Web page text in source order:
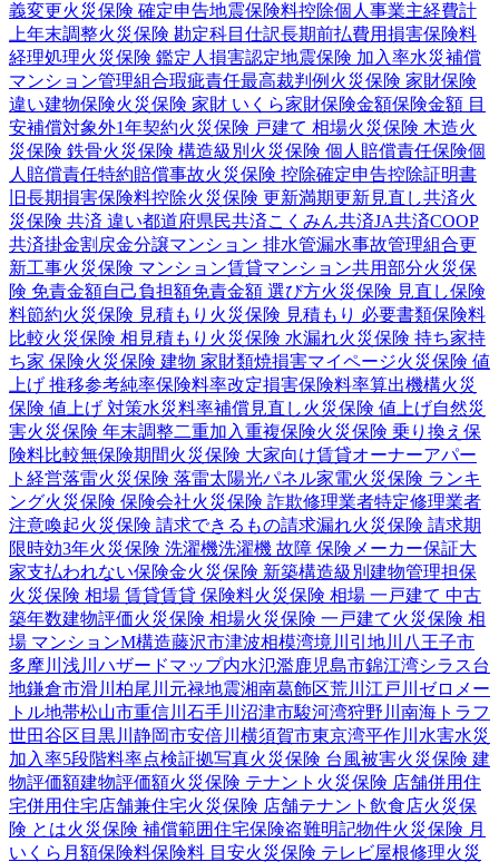
義変更火災保険 確定申告地震保険料控除個人事業主経費計
上年末調整火災保険 勘定科目 仕訳長期前払費用損害保険料
経理処理火災保険 鑑定人 損害認定地震保険 加入率水災補償
マンション管理組合瑕疵責任最高裁判例 火災保険 家財保険
違い建物保険火災保険 家財 いくら家財保険金額保険金額 目
安補償対象外1年契約火災保険 戸建て 相場火災保険 木造火
災保険 鉄骨火災保険 構造級別 火災保険 個人賠償責任保険個
人賠償責任特約賠償事故火災保険 控除確定申告控除証明書
旧長期損害保険料控除火災保険 更新満期更新見直し共済火
災保険 共済 違い都道府県民共済こくみん共済JA共済COOP
共済掛金割戻金分譲マンション 排水管漏水事故管理組合更
新工事火災保険 マンション賃貸マンション共用部分火災保
険 免責金額自己負担額免責金額 選び方火災保険 見直し保険
料節約火災保険 見積もり 火災保険 見積もり 必要書類保険料
比較火災保険 相見積もり 火災保険 水漏れ火災保険 持ち家持
ち家 保険火災保険 建物 家財類焼損害マイページ火災保険 値
上げ 推移参考純率保険料率改定損害保険料率算出機構火災
保険 値上げ 対策水災料率補償見直し火災保険 値上げ自然災
害火災保険 年末調整二重加入重複保険火災保険 乗り換え 保
険料比較無保険期間火災保険 大家向け賃貸オーナーアパー
ト経営落雷火災保険 落雷太陽光パネル家電火災保険 ランキ
ング火災保険 保険会社火災保険 詐欺修理業者特定修理業者
注意喚起火災保険 請求できるもの請求漏れ火災保険 請求期
限時効3年火災保険 洗濯機洗濯機 故障 保険 メーカー保証大
家支払われない保険金火災保険 新築構造級別 建物管理担保
火災保険 相場 賃貸賃貸 保険料火災保険 相場 一戸建て 中古
築年数建物評価火災保険 相場火災保険 一戸建て火災保険 相
場 マンションM構造藤沢市津波相模湾境川 引地川
八王子市
多摩川 浅川 ハザードマップ内水氾濫鹿児島市錦江湾シラス台
地鎌倉市滑川 柏尾川 元禄地震湘南葛飾区荒川 江戸川 ゼロメー
トル地帯松山市重信川 石手川 沼津市駿河湾狩野川 南海トラフ
世田谷区 目黒川 静岡市安倍川 横須賀市東京湾平作川 水害水災
加入率5段階料率点検証拠写真火災保険 台風被害火災保険 建
物評価額建物評価額火災保険 テナント 火災保険 店舗併用住
宅併用住宅店舗兼住宅火災保険 店舗テナント 飲食店火災保
険 とは火災保険 補償範囲住宅保険盗難明記物件火災保険 月
いくら 月額保険料保険料 目安火災保険 テレビ屋根修理火災